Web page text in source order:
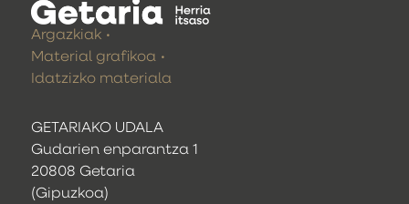
GETARIAKO UDALA
Gudarien enparantza 1
20808 Getaria
(Gipuzkoa)
Argazkiak
Material grafikoa
Idatzizko materiala